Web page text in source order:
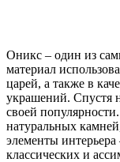
Оникс – один из
материал
царей, а также в
украшений. Спустя
своей
натуральных
элементы
классических и